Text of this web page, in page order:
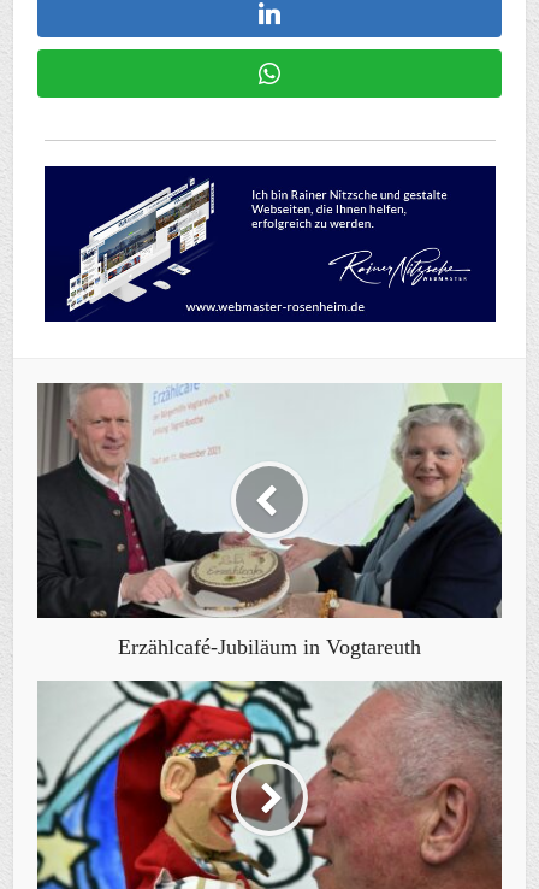
Erzählcafé-Jubiläum in Vogtareuth